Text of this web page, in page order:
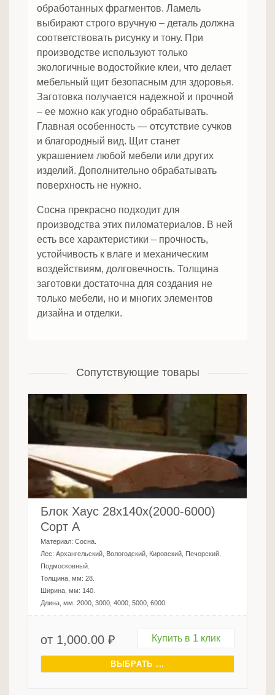
обработанных фрагментов. Ламель
выбирают строго вручную – деталь должна
соответствовать рисунку и тону. При
производстве используют только
экологичные водостойкие клеи, что делает
мебельный щит безопасным для здоровья.
Заготовка получается надежной и прочной
– ее можно как угодно обрабатывать.
Главная особенность — отсутствие сучков
и благородный вид. Щит станет
украшением любой мебели или других
изделий. Дополнительно обрабатывать
поверхность не нужно.
Сосна прекрасно подходит для
производства этих пиломатериалов. В ней
есть все характеристики – прочность,
устойчивость к влаге и механическим
воздействиям, долговечность. Толщина
заготовки достаточна для создания не
только мебели, но и многих элементов
дизайна и отделки.
Сопутствующие товары
Блок Хаус 28х140х(2000-6000)
Сорт А
Материал: Сосна.
Лес: Архангельский, Вологодский, Кировский, Печорский,
Подмосковный.
Толщина, мм: 28.
Ширина, мм: 140.
Длина, мм: 2000, 3000, 4000, 5000, 6000.
от 1,000.00 ₽ Купить в 1 клик
ВЫБРАТЬ ...